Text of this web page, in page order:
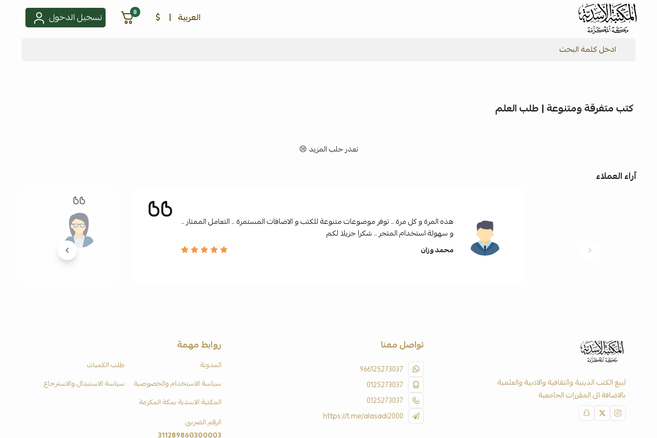
شركة المكتبة الأسدية للنشر والتوزيع العربية |
$
0 تسجيل الدخول
كتب متفرقة ومتنوعة | طلب العلم
تعذر جلب المزيد 😢
آراء العملاء
هذه المرة و كل مرة .. توفر موضوعات متنوعة للكتب و الاضافات المستمرة .. التعامل الممتاز ..
و سهولة استخدام المتجر .. شكرا جزيلا لكم
محمد وزان
لبيع الكتب الدينية والثقافية والادبية والعلمية
بالاضافة الى المقررات الجامعية
تواصل معنا
966125273037
0125273037
0125273037
https://t.me/alasadi2000
روابط مهمة
المدونة
طلب الكميات
سياسة الاستخدام والخصوصية
سياسة الاستبدال والاسترجاع
المكتبة الاسدية بمكة المكرمة
الرقم الضريبي
311289860300003